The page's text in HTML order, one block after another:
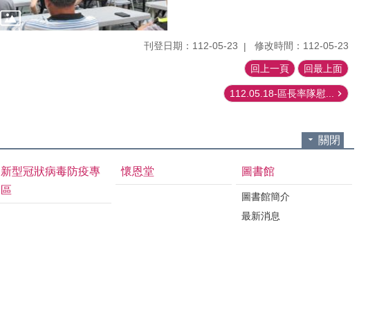
刊登日期：112-05-23 修改時間：112-05-23
回上一頁 回最上面
112.05.18-區長率隊慰...
關閉
新型冠狀病毒防疫專
區
懷恩堂 圖書館
圖書館簡介
最新消息